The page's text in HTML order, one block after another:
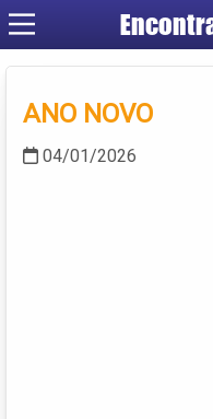
ANO NOVO
04/01/2026